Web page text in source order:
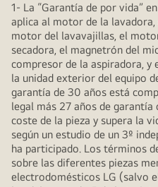
1- La “Garantía de por vida”
aplica al motor de la
motor del lavavajillas, el
secadora, el magnetrón del
compresor de la aspiradora,
la unidad exterior del equipo
garantía de 30 años está
legal más 27 años de
coste de la pieza y supera la
según un estudio de un 3º
ha participado. Los términos
sobre las diferentes piezas
electrodomésticos LG (salvo